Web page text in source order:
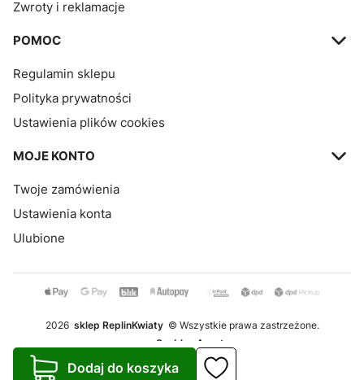
Zwroty i reklamacje
POMOC
Regulamin sklepu
Polityka prywatności
Ustawienia plików cookies
MOJE KONTO
Twoje zamówienia
Ustawienia konta
Ulubione
2026 sklep ReplinKwiaty © Wszystkie prawa zastrzeżone.
Szablon Avant
Realizacja:Increo Studio
Dodaj do koszyka